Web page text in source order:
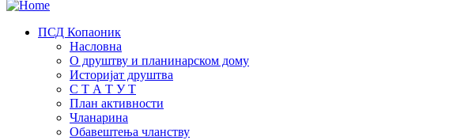
ПСД Копаоник
Насловна
О друштву и планинарском дому
Историјат друштва
С Т А Т У Т
План активности
Чланарина
Обавештења чланству